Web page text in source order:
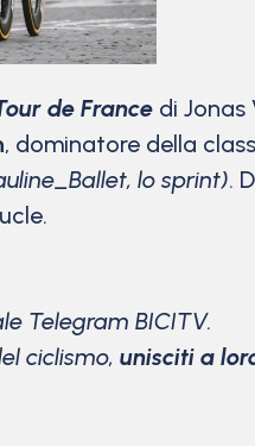
de France di Jonas
, dominatore della
lo sprint).
Telegram BICITV.
ciclismo, unisciti a